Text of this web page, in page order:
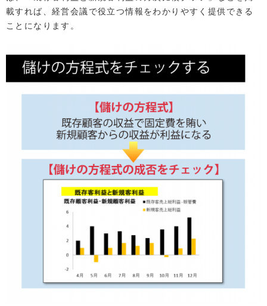
載すれば、経営会議で役立つ情報をわかりやすく提供できる
ことになります。